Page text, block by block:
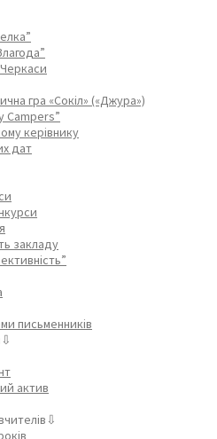
гра «Сокіл» («Джура»)
Campers”
керівнику
дат
закладу
письменників
актив